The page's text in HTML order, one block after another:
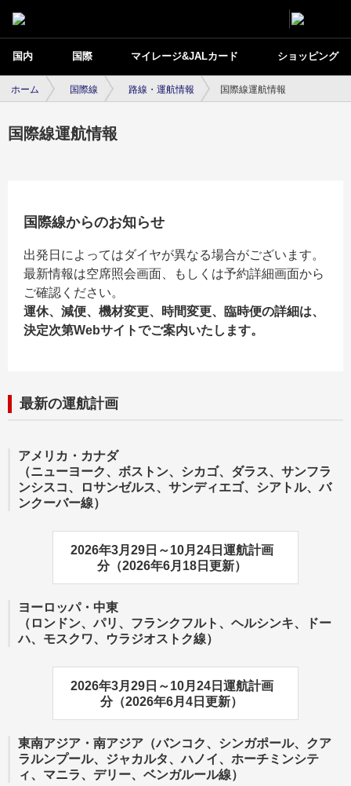
国内 国際 マイレージ&JALカード ショッピング
ホーム 国際線 路線・運航情報 国際線運航情報
国際線運航情報
国際線からのお知らせ
出発日によってはダイヤが異なる場合がございます。
最新情報は空席照会画面、もしくは予約詳細画面から
ご確認ください。
運休、減便、機材変更、時間変更、臨時便の詳細は、
決定次第Webサイトでご案内いたします。
最新の運航計画
アメリカ・カナダ
（ニューヨーク、ボストン、シカゴ、ダラス、サンフラ
ンシスコ、ロサンゼルス、サンディエゴ、シアトル、バ
ンクーバー線）
2026年3月29日～10月24日運航計画
分（2026年6月18日更新）
ヨーロッパ・中東
（ロンドン、パリ、フランクフルト、ヘルシンキ、ドー
ハ、モスクワ、ウラジオストク線）
2026年3月29日～10月24日運航計画
分（2026年6月4日更新）
東南アジア・南アジア（バンコク、シンガポール、クア
ラルンプール、ジャカルタ、ハノイ、ホーチミンシテ
ィ、マニラ、デリー、ベンガルール線）